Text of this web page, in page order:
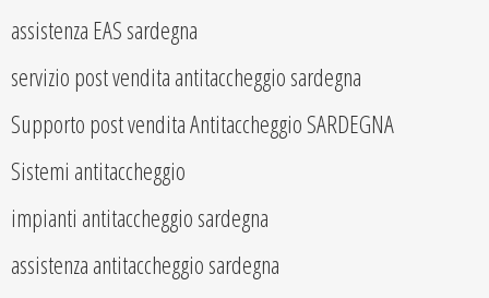
assistenza EAS sardegna
servizio post vendita antitaccheggio sardegna
Supporto post vendita Antitaccheggio SARDEGNA
Sistemi antitaccheggio
impianti antitaccheggio sardegna
assistenza antitaccheggio sardegna